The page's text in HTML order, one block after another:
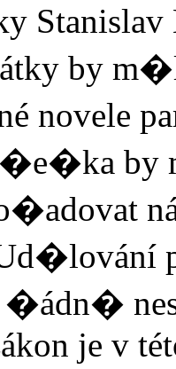
by
novele
by
je v